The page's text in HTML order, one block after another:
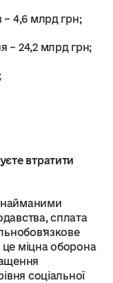
– 4,6 млрд грн;
– 24,2 млрд грн;
втратити
найманими
сплата
міцна оборона
соціальної